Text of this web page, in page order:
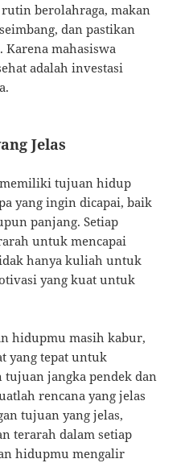
berolahraga, makan
dan pastikan
mahasiswa
adalah investasi
Jelas
memiliki tujuan hidup
yang ingin dicapai, baik
panjang. Setiap
untuk mencapai
hanya kuliah untuk
yang kuat untuk
hidupmu masih kabur,
yang tepat untuk
jangka pendek dan
rencana yang jelas
tujuan yang jelas,
terarah dalam setiap
hidupmu mengalir